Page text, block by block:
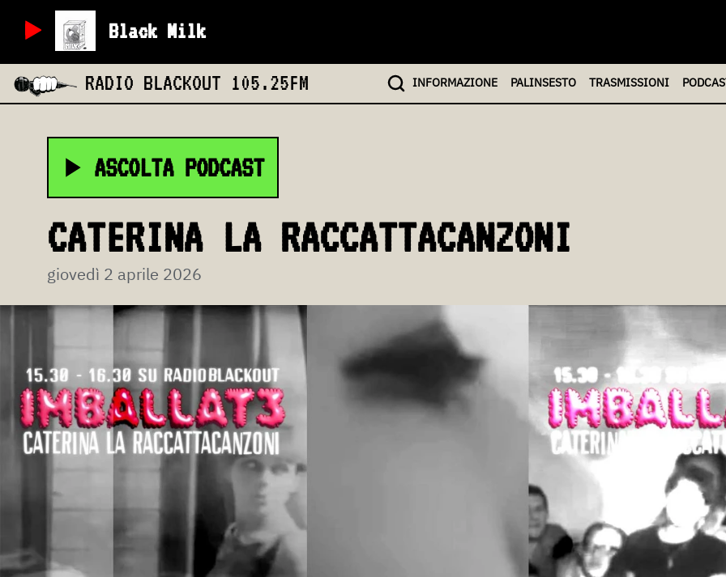
Black Milk
RADIO BLACKOUT 105.25FM INFORMAZIONE PALINSESTO TRASMISSIONI
ASCOLTA PODCAST
CATERINA LA RACCATTACANZONI
giovedì 2 aprile 2026